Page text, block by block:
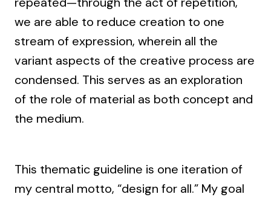
we are able to reduce creation to one
stream of expression, wherein all the
variant aspects of the creative process are
condensed. This serves as an exploration
of the role of material as both concept and
the medium.
This thematic guideline is one iteration of
my central motto, “design for all.” My goal